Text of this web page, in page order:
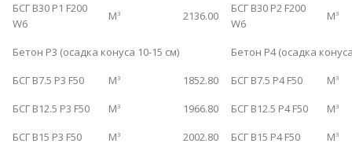
БСГ B30 P1 F200
W6
М3 2136.00
БСГ B30 P2 F200
W6
М3
Бетон Р3 (осадка конуса 10-15 см)
Бетон Р4 (осадка
БСГ B7.5 P3 F50
М3 1852.80 БСГ B7.5 P4 F50 М3
БСГ B12.5 P3 F50 М3 1966.80 БСГ B12.5 P4 F50 М3
БСГ B15 P3 F50 М3 2002.80 БСГ B15 P4 F50 М3